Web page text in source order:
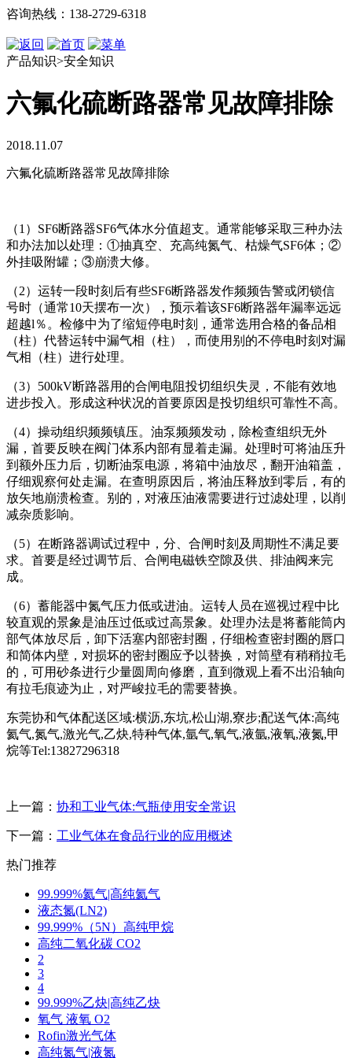
咨询热线：138-2729-6318
产品知识>安全知识
六氟化硫断路器常见故障排除
2018.11.07
六氟化硫断路器常见故障排除
（1）SF6断路器SF6气体水分值超支。通常能够采取三种办法
和办法加以处理：①抽真空、充高纯氮气、枯燥气SF6体；②
外挂吸附罐；③崩溃大修。
（2）运转一段时刻后有些SF6断路器发作频频告警或闭锁信
号时（通常10天摆布一次），预示着该SF6断路器年漏率远远
超越l％。检修中为了缩短停电时刻，通常选用合格的备品相
（柱）代替运转中漏气相（柱），而使用别的不停电时刻对漏
气相（柱）进行处理。
（3）500kV断路器用的合闸电阻投切组织失灵，不能有效地
进步投入。形成这种状况的首要原因是投切组织可靠性不高。
（4）操动组织频频镇压。油泵频频发动，除检查组织无外
漏，首要反映在阀门体系内部有显着走漏。处理时可将油压升
到额外压力后，切断油泵电源，将箱中油放尽，翻开油箱盖，
仔细观察何处走漏。在查明原因后，将油压释放到零后，有的
放矢地崩溃检查。别的，对液压油液需要进行过滤处理，以削
减杂质影响。
（5）在断路器调试过程中，分、合闸时刻及周期性不满足要
求。首要是经过调节后、合闸电磁铁空隙及供、排油阀来完
成。
（6）蓄能器中氮气压力低或进油。运转人员在巡视过程中比
较直观的景象是油压过低或过高景象。处理办法是将蓄能筒内
部气体放尽后，卸下活塞内部密封圈，仔细检查密封圈的唇口
和简体内壁，对损坏的密封圈应予以替换，对筒壁有稍稍拉毛
的，可用砂条进行少量圆周向修磨，直到微观上看不出沿轴向
有拉毛痕迹为止，对严峻拉毛的需要替换。
东莞协和气体配送区域:横沥,东坑,松山湖,寮步;配送气体:高纯
氦气,氮气,激光气,乙炔,特种气体,氩气,氧气,液氩,液氧,液氮,甲
烷等Tel:13827296318
上一篇： 协和工业气体:气瓶使用安全常识
下一篇： 工业气体在食品行业的应用概述
热门推荐
99.999%氦气|高纯氦气
液态氮(LN2)
99.999%（5N）高纯甲烷
高纯二氧化碳 CO2
2
3
4
99.999%乙炔|高纯乙炔
氧气 液氧 O2
Rofin激光气体
高纯氮气|液氮